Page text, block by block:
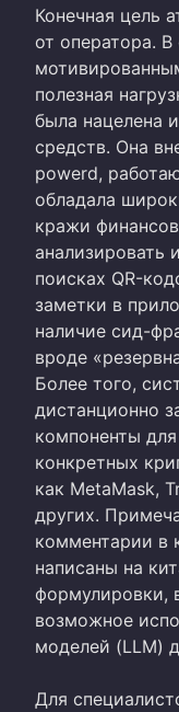
Конечная цель
от оператора.
полезная
была нацелена
средств. Она
powerd,
обладала
кражи
анализировать
поисках QR-
заметки в
наличие сид-
вроде
Более того,
дистанционно
компоненты
конкретных
как MetaMask,
других.
комментарии в
написаны на
формулировки,
возможное
моделей (LLM)
Для